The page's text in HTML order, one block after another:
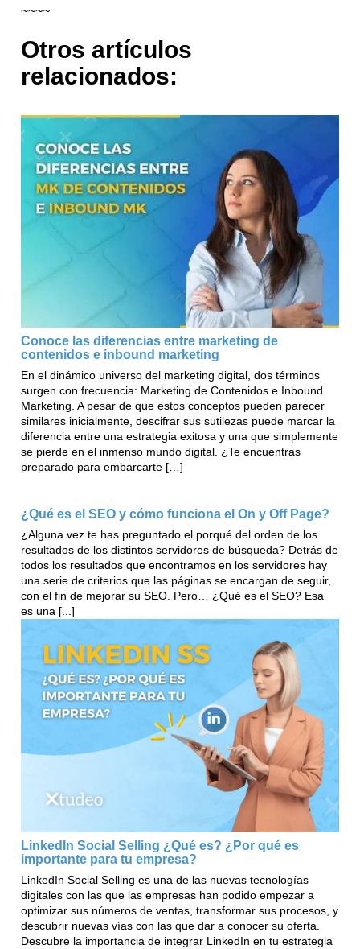
~~~~
Otros artículos
relacionados:
Conoce las diferencias entre marketing de
contenidos e inbound marketing
En el dinámico universo del marketing digital, dos términos
surgen con frecuencia: Marketing de Contenidos e Inbound
Marketing. A pesar de que estos conceptos pueden parecer
similares inicialmente, descifrar sus sutilezas puede marcar la
diferencia entre una estrategia exitosa y una que simplemente
se pierde en el inmenso mundo digital. ¿Te encuentras
preparado para embarcarte […]
¿Qué es el SEO y cómo funciona el On y Off Page?
¿Alguna vez te has preguntado el porqué del orden de los
resultados de los distintos servidores de búsqueda? Detrás de
todos los resultados que encontramos en los servidores hay
una serie de criterios que las páginas se encargan de seguir,
con el fin de mejorar su SEO. Pero… ¿Qué es el SEO? Esa
es una [...]
LinkedIn Social Selling ¿Qué es? ¿Por qué es
importante para tu empresa?
LinkedIn Social Selling es una de las nuevas tecnologías
digitales con las que las empresas han podido empezar a
optimizar sus números de ventas, transformar sus procesos, y
descubrir nuevas vías con las que dar a conocer su oferta.
Descubre la importancia de integrar LinkedIn en tu estrategia